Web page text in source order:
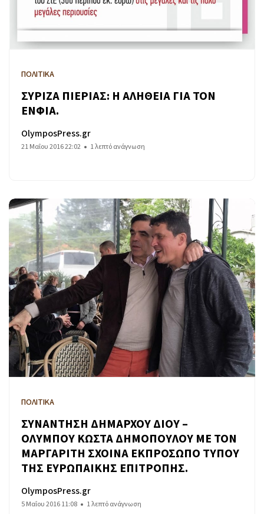
ΠΟΛΙΤΙΚΑ
ΣΥΡΙΖΑ ΠΙΕΡΙΑΣ: Η ΑΛΗΘΕΙΑ ΓΙΑ ΤΟΝ
ΕΝΦΙΑ.
OlymposPress.gr
21 Μαΐου 2016 22:02 1 λεπτό ανάγνωση
ΠΟΛΙΤΙΚΑ
ΣΥΝΑΝΤΗΣΗ ΔΗΜΑΡΧΟΥ ΔΙΟΥ –
ΟΛΥΜΠΟΥ ΚΩΣΤΑ ΔΗΜΟΠΟΥΛΟΥ ΜΕ ΤΟΝ
ΜΑΡΓΑΡΙΤΗ ΣΧΟΙΝΑ ΕΚΠΡΟΣΩΠΟ ΤΥΠΟΥ
ΤΗΣ ΕΥΡΩΠΑΙΚΗΣ ΕΠΙΤΡΟΠΗΣ.
OlymposPress.gr
5 Μαΐου 2016 11:08 1 λεπτό ανάγνωση